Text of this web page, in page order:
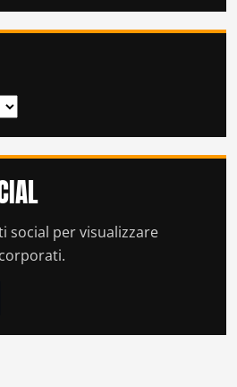
social per visualizzare